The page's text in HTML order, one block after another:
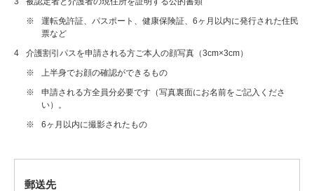
※
運転免許証、パスポート、健康保険証、6ヶ月以内に発行された住民
票など
4
介護割引パスを申請される方ご本人の顔写真（3cm×3cm）
※
上半身でお顔の確認ができるもの
※
申請される方全員分必要です（写真裏面にお名前をご記入くださ
い）。
※
6ヶ月以内に撮影されたもの
郵送先